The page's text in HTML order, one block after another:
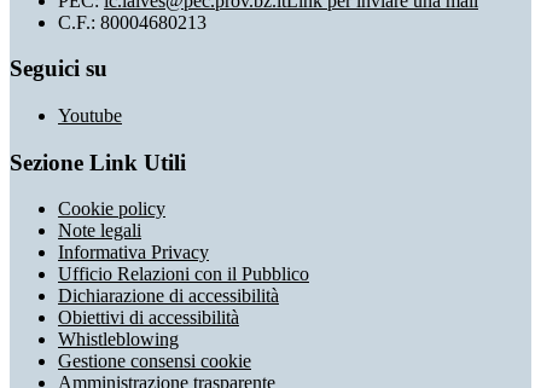
C.F.: 80004680213
Seguici su
Youtube
Sezione Link Utili
Cookie policy
Note legali
Informativa Privacy
Ufficio Relazioni con il Pubblico
Dichiarazione di accessibilità
Obiettivi di accessibilità
Whistleblowing
Gestione consensi cookie
Amministrazione trasparente